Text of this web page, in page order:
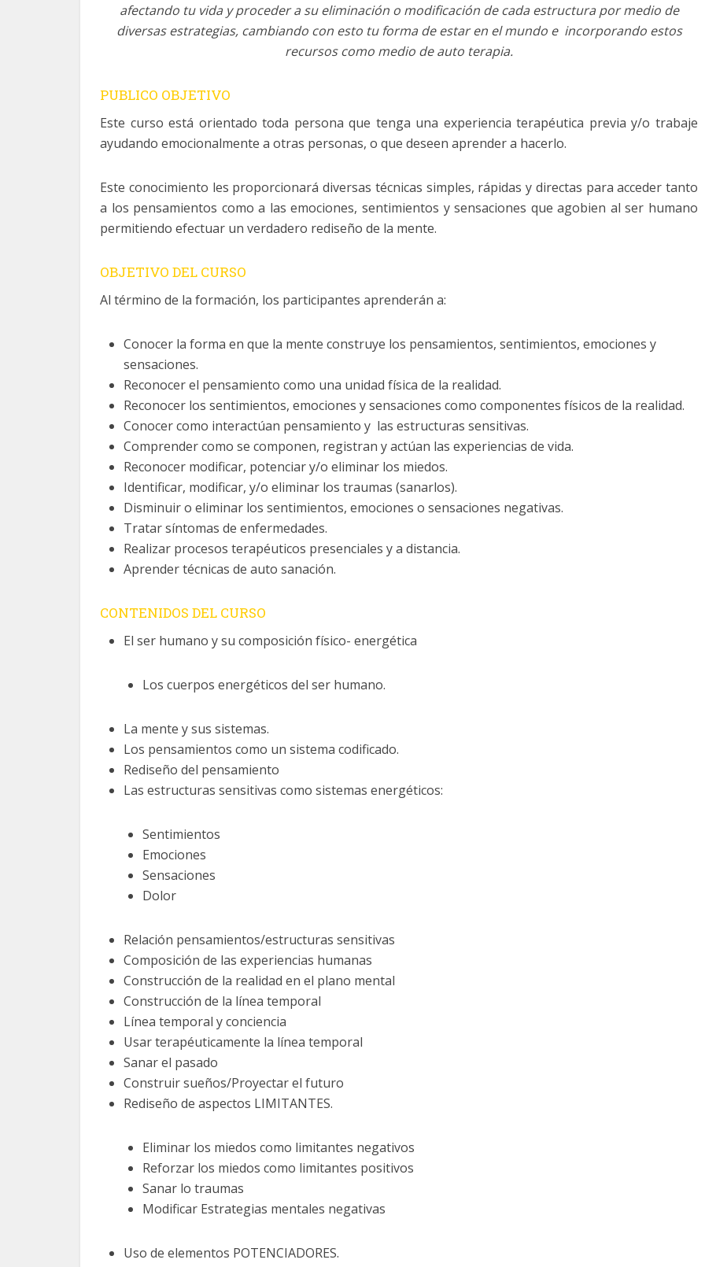
afectando tu vida y proceder a su eliminación o modificación de cada estructura por medio de
diversas estrategias, cambiando con esto tu forma de estar en el mundo e incorporando estos
recursos como medio de auto terapia.
PUBLICO OBJETIVO
Este curso está orientado toda persona que tenga una experiencia terapéutica previa y/o trabaje
ayudando emocionalmente a otras personas, o que deseen aprender a hacerlo.
Este conocimiento les proporcionará diversas técnicas simples, rápidas y directas para acceder tanto
a los pensamientos como a las emociones, sentimientos y sensaciones que agobien al ser humano
permitiendo efectuar un verdadero rediseño de la mente.
OBJETIVO DEL CURSO
Al término de la formación, los participantes aprenderán a:
Conocer la forma en que la mente construye los pensamientos, sentimientos, emociones y
sensaciones.
Reconocer el pensamiento como una unidad física de la realidad.
Reconocer los sentimientos, emociones y sensaciones como componentes físicos de la realidad.
Conocer como interactúan pensamiento y las estructuras sensitivas.
Comprender como se componen, registran y actúan las experiencias de vida.
Reconocer modificar, potenciar y/o eliminar los miedos.
Identificar, modificar, y/o eliminar los traumas (sanarlos).
Disminuir o eliminar los sentimientos, emociones o sensaciones negativas.
Tratar síntomas de enfermedades.
Realizar procesos terapéuticos presenciales y a distancia.
Aprender técnicas de auto sanación.
CONTENIDOS DEL CURSO
El ser humano y su composición físico- energética
Los cuerpos energéticos del ser humano.
La mente y sus sistemas.
Los pensamientos como un sistema codificado.
Rediseño del pensamiento
Las estructuras sensitivas como sistemas energéticos:
Sentimientos
Emociones
Sensaciones
Dolor
Relación pensamientos/estructuras sensitivas
Composición de las experiencias humanas
Construcción de la realidad en el plano mental
Construcción de la línea temporal
Línea temporal y conciencia
Usar terapéuticamente la línea temporal
Sanar el pasado
Construir sueños/Proyectar el futuro
Rediseño de aspectos LIMITANTES.
Eliminar los miedos como limitantes negativos
Reforzar los miedos como limitantes positivos
Sanar lo traumas
Modificar Estrategias mentales negativas
Uso de elementos POTENCIADORES.